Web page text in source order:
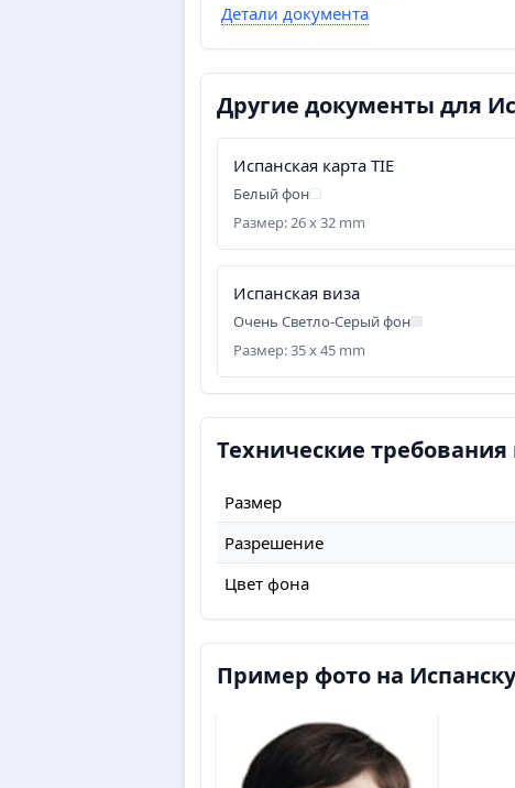
Детали документа
Другие документы для
Испанская карта TIE
Белый фон
Размер: 26 x 32 mm
Испанская виза
Очень Светло-Серый фон
Размер: 35 x 45 mm
Технические
Размер
Разрешение
Цвет фона
Пример фото на